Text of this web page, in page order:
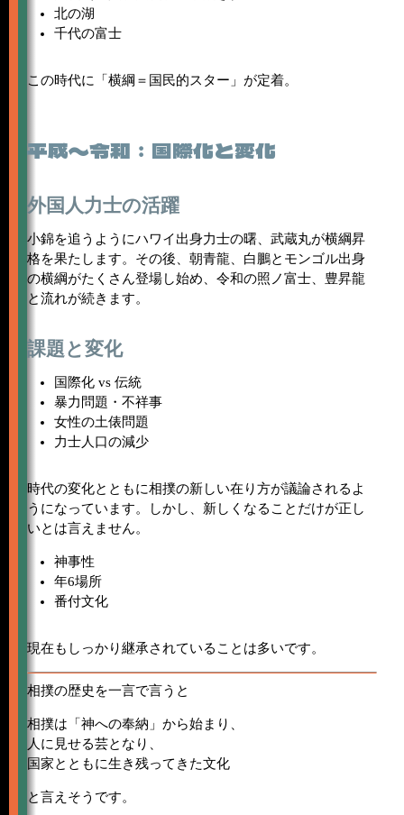
北の湖
千代の富士
この時代に「横綱＝国民的スター」が定着。
平成〜令和：国際化と変化
外国人力士の活躍
小錦を追うようにハワイ出身力士の曙、武蔵丸が横綱昇
格を果たします。その後、朝青龍、白鵬とモンゴル出身
の横綱がたくさん登場し始め、令和の照ノ富士、豊昇龍
と流れが続きます。
課題と変化
国際化 vs 伝統
暴力問題・不祥事
女性の土俵問題
力士人口の減少
時代の変化とともに相撲の新しい在り方が議論されるよ
うになっています。しかし、新しくなることだけが正し
いとは言えません。
神事性
年6場所
番付文化
現在もしっかり継承されていることは多いです。
相撲の歴史を一言で言うと
相撲は「神への奉納」から始まり、
人に見せる芸となり、
国家とともに生き残ってきた文化
と言えそうです。